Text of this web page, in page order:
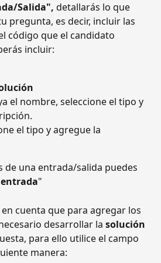
Salida", detallarás lo que
pregunta, es decir, incluir las
código que el candidato
incluir:
el nombre, seleccione el tipo y
el tipo y agregue la
de una entrada/salida puedes
"
cuenta que para agregar los
desarrollar la solución
para ello utilice el campo
manera: